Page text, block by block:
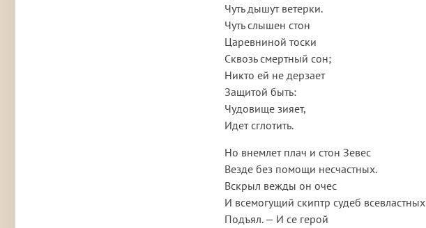
Чуть дышут ветерки.
Чуть слышен стон
Царевниной тоски
Сквозь смертный сон;
Никто ей не дерзает
Защитой быть:
Чудовище зияет,
Идет сглотить.
Но внемлет плач и стон Зевес
Везде без помощи несчастных.
Вскрыл вежды он очес
И всемогущий скиптр судеб всевластных
Подъял. — И се герой